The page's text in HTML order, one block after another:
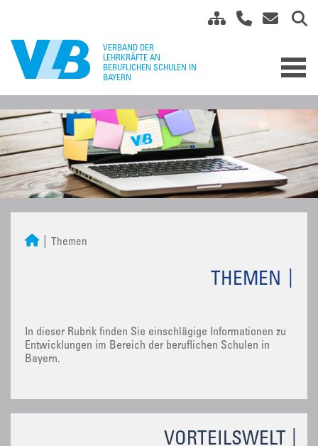
VORTEILSWELT
Themen
THEMEN
In dieser Rubrik finden Sie einschlägige Informationen zu
Entwicklungen im Bereich der beruflichen Schulen in
Bayern.